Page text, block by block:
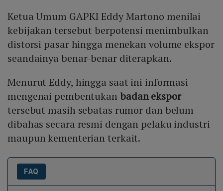
Ketua Umum GAPKI Eddy Martono menilai
kebijakan tersebut berpotensi menimbulkan
distorsi pasar hingga menekan volume ekspor
seandainya benar-benar diterapkan.
Menurut Eddy, hingga saat ini informasi
mengenai pembentukan badan ekspor
tersebut masih sebatas rumor dan belum
dibahas secara resmi dengan pelaku industri
maupun kementerian terkait.
FAQ